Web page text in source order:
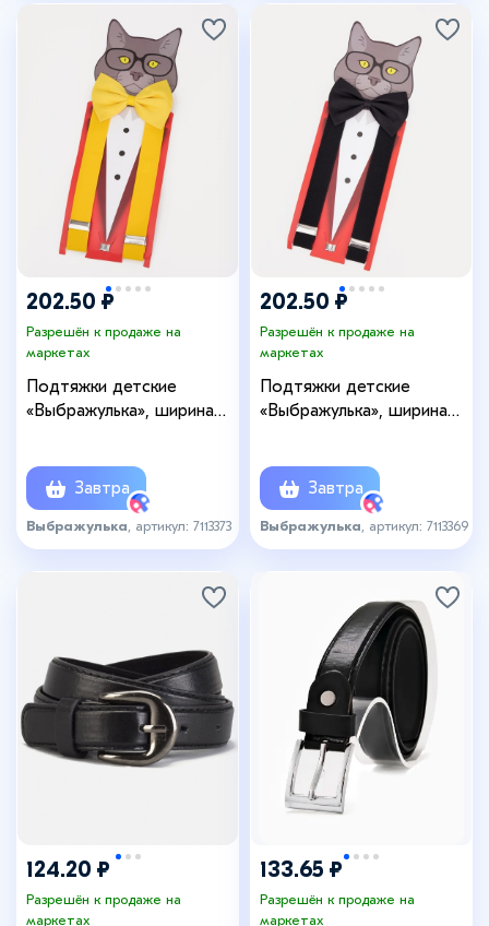
202.50 ₽
Разрешён к продаже на
маркетах
Подтяжки детские
«Выбражулька», ширина
Завтра
Выбражулька , артикул: 7113373
202.50 ₽
Разрешён к продаже на
маркетах
Подтяжки детские
«Выбражулька», ширина
Завтра
Выбражулька , артикул: 7113369
124.20 ₽
Разрешён к продаже на
маркетах
133.65 ₽
Разрешён к продаже на
маркетах